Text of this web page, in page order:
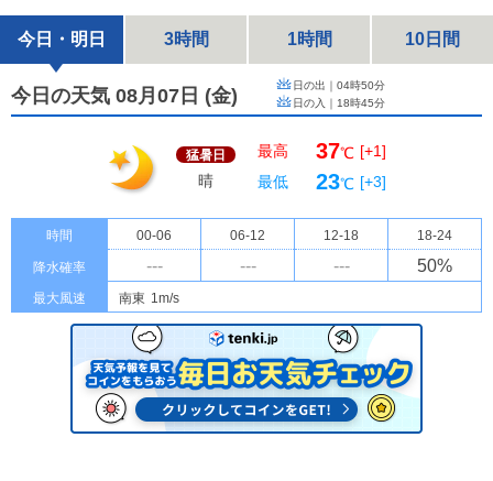
今日・明日 3時間 1時間 10日間
今日の天気 08月07日 (金) 日の出｜ 04時50分
日の入｜ 18時45分
猛暑日
晴
最高 37℃ [+1]
最低
23℃ [+3]
時間 00-06 06-12 12-18 18-24
降水確率 --- --- --- 50%
最大風速 南東 1m/s